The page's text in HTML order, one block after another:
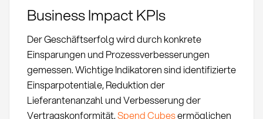
Business Impact KPIs
Der Geschäftserfolg wird durch konkrete
Einsparungen und Prozessverbesserungen
gemessen. Wichtige Indikatoren sind identifizierte
Einsparpotentiale, Reduktion der
Lieferantenanzahl und Verbesserung der
Vertragskonformität.Spend Cubesermöglichen